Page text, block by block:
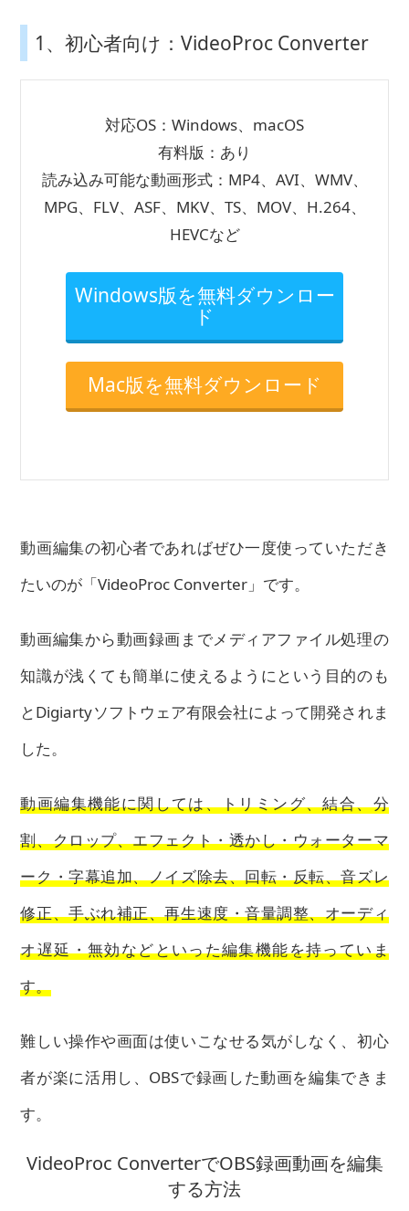
1、初心者向け：VideoProc Converter
対応OS：Windows、macOS
有料版：あり
読み込み可能な動画形式：MP4、AVI、WMV、
MPG、FLV、ASF、MKV、TS、MOV、H.264、
HEVCなど
Windows版を無料ダウンロー
ド
Mac版を無料ダウンロード
動画編集の初心者であればぜひ一度使っていただき
たいのが「VideoProc Converter」です。
動画編集から動画録画までメディアファイル処理の
知識が浅くても簡単に使えるようにという目的のも
とDigiartyソフトウェア有限会社によって開発されま
した。
動画編集機能に関しては、トリミング、結合、分
割、クロップ、エフェクト・透かし・ウォーターマ
ーク・字幕追加、ノイズ除去、回転・反転、音ズレ
修正、手ぶれ補正、再生速度・音量調整、オーディ
オ遅延・無効などといった編集機能を持っていま
す。
難しい操作や画面は使いこなせる気がしなく、初心
者が楽に活用し、OBSで録画した動画を編集できま
す。
VideoProc ConverterでOBS録画動画を編集
する方法